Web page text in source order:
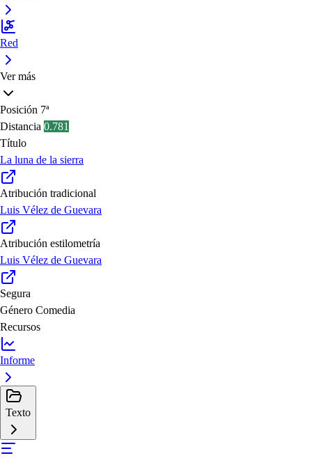
Red
Ver más
Posición 7ª
Distancia 0.781
Título
La luna de la sierra
Atribución tradicional
Luis Vélez de Guevara
Atribución estilometría
Luis Vélez de Guevara
Segura
Género Comedia
Recursos
Informe
Texto